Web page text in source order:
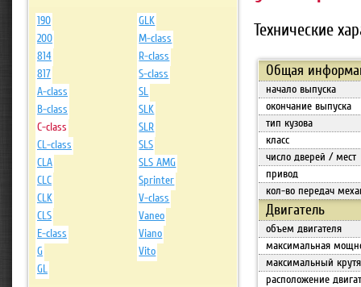
Технические
Общая
начало выпуска
окончание выпуска
тип кузова
класс
число дверей / мест
привод
кол-во передач
Двигатель
объем двигателя
максимальная
максимальный
расположение
190
200
814
817
A-class
B-class
C-class
CL-class
CLA
CLC
CLK
CLS
E-class
G
GL
GLK
M-class
R-class
S-class
SL
SLK
SLR
SLS
SLS AMG
Sprinter
V-class
Vaneo
Viano
Vito